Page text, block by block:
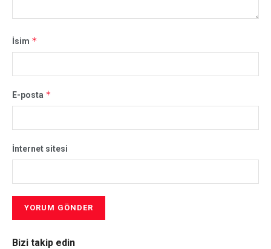
İsim *
E-posta *
İnternet sitesi
Bizi takip edin